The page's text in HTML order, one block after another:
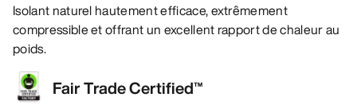
Isolant naturel hautement efficace, extrêmement
compressible et offrant un excellent rapport de chaleur au
poids.
Fair Trade Certified™